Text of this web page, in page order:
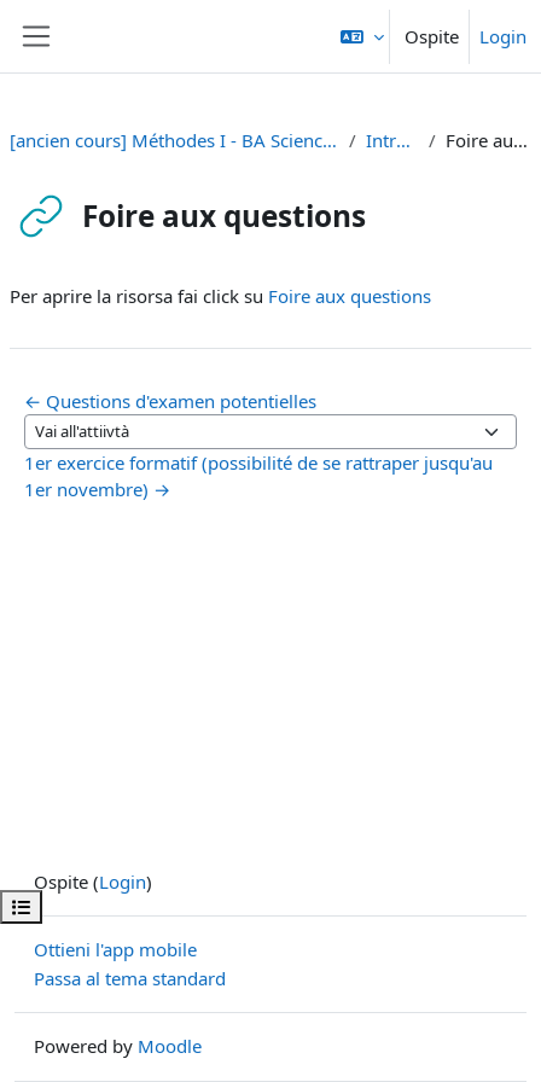
Ospite Login
Apri indice del corso
[ancien cours] Méthodes I - BA Sciences de la Communication [SA 23] Introduzione Foire aux questions
Foire aux questions
Per aprire la risorsa fai click su Foire aux questions
← Questions d'examen potentielles
Vai all'attiivtà
1er exercice formatif (possibilité de se rattraper jusqu'au
1er novembre) →
Ospite (Login)
Ottieni l'app mobile
Passa al tema standard
Powered by Moodle